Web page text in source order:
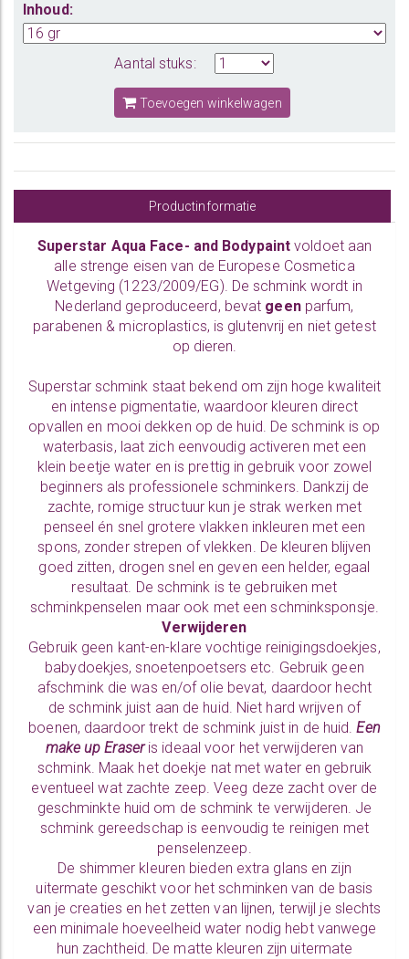
Inhoud:
Aantal stuks:
Toevoegen winkelwagen
Productinformatie
Superstar Aqua Face- and Bodypaintvoldoet aan
alle strenge eisen van de Europese Cosmetica
Wetgeving (1223/2009/EG). De schmink wordt in
Nederland geproduceerd, bevat geenparfum,
parabenen & microplastics, is glutenvrij en niet getest
op dieren.
Superstar schmink staat bekend om zijn hoge kwaliteit
en intense pigmentatie, waardoor kleuren direct
opvallen en mooi dekken op de huid. De schmink is op
waterbasis, laat zich eenvoudig activeren met een
klein beetje water en is prettig in gebruik voor zowel
beginners als professionele schminkers. Dankzij de
zachte, romige structuur kun je strak werken met
penseel én snel grotere vlakken inkleuren met een
spons, zonder strepen of vlekken. De kleuren blijven
goed zitten, drogen snel en geven een helder, egaal
resultaat. De schmink is te gebruiken met
schminkpenselen maar ook met eenschminksponsje.
Verwijderen
Gebruik geen kant-en-klare vochtige reinigingsdoekjes,
babydoekjes, snoetenpoetsers etc. Gebruik geen
afschmink die was en/of olie bevat, daardoor hecht
de schmink juist aan de huid. Niet hard wrijven of
boenen, daardoor trekt de schmink juist in de huid.Een
make up Eraseris ideaal voor het verwijderen van
schmink. Maak het doekje nat met water en gebruik
eventueel wat zachte zeep. Veeg deze zacht over de
geschminkte huid om de schmink te verwijderen. Je
schmink gereedschap is eenvoudig te reinigen met
penselenzeep.
De shimmer kleuren bieden extra glans en zijn
uitermate geschikt voor het schminken van de basis
van je creaties en het zetten van lijnen, terwijl je slechts
een minimale hoeveelheid water nodig hebt vanwege
hun zachtheid. De matte kleuren zijn uitermate